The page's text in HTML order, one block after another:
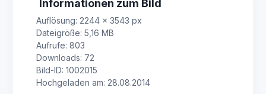
Informationen zum Bild
Auflösung: 2244 × 3543 px
Dateigröße: 5,16 MB
Aufrufe: 803
Downloads: 72
Bild-ID: 1002015
Hochgeladen am: 28.08.2014